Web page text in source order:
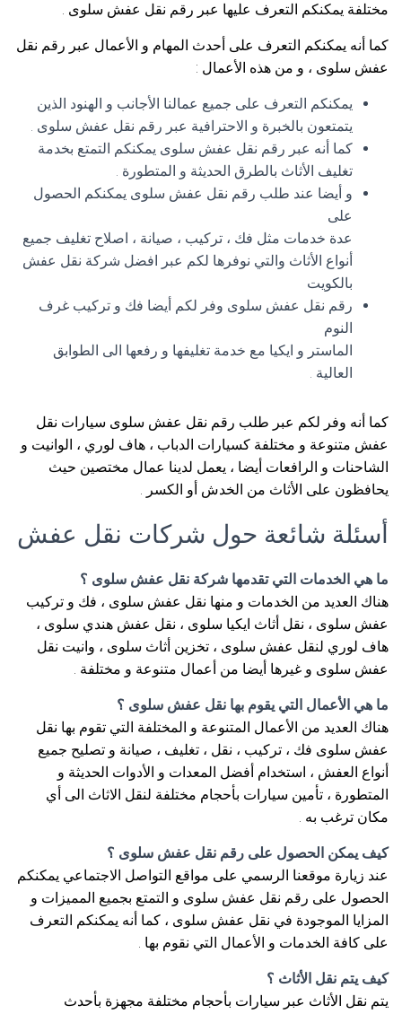
مختلفة يمكنكم التعرف عليها عبر رقم نقل عفش سلوى .
كما أنه يمكنكم التعرف على أحدث المهام و الأعمال عبر رقم نقل
عفش سلوى ، و من هذه الأعمال :
يمكنكم التعرف على جميع عمالنا الأجانب و الهنود الذين
يتمتعون بالخبرة و الاحترافية عبر رقم نقل عفش سلوى .
كما أنه عبر رقم نقل عفش سلوى يمكنكم التمتع بخدمة
تغليف الأثاث بالطرق الحديثة و المتطورة .
و أيضا عند طلب رقم نقل عفش سلوى يمكنكم الحصول
على
عدة خدمات مثل فك ، تركيب ، صيانة ، اصلاح تغليف جميع
أنواع الأثاث والتي نوفرها لكم عبر افضل شركة نقل عفش
بالكويت
رقم نقل عفش سلوى وفر لكم أيضا فك و تركيب غرف
النوم
الماستر و ايكيا مع خدمة تغليفها و رفعها الى الطوابق
العالية .
كما أنه وفر لكم عبر طلب رقم نقل عفش سلوى سيارات نقل
عفش متنوعة و مختلفة كسيارات الدباب ، هاف لوري ، الوانيت و
الشاحنات و الرافعات أيضا ، يعمل لدينا عمال مختصين حيث
يحافظون على الأثاث من الخدش أو الكسر .
أسئلة شائعة حول شركات نقل عفش
ما هي الخدمات التي تقدمها شركة نقل عفش سلوى ؟
هناك العديد من الخدمات و منها نقل عفش سلوى ، فك و تركيب
عفش سلوى ، نقل أثاث ايكيا سلوى ، نقل عفش هندي سلوى ،
هاف لوري لنقل عفش سلوى ، تخزين أثاث سلوى ، وانيت نقل
عفش سلوى و غيرها أيضا من أعمال متنوعة و مختلفة .
ما هي الأعمال التي يقوم بها نقل عفش سلوى ؟
هناك العديد من الأعمال المتنوعة و المختلفة التي تقوم بها نقل
عفش سلوى فك ، تركيب ، نقل ، تغليف ، صيانة و تصليح جميع
أنواع العفش ، استخدام أفضل المعدات و الأدوات الحديثة و
المتطورة ، تأمين سيارات بأحجام مختلفة لنقل الاثاث الى أي
مكان ترغب به .
كيف يمكن الحصول على رقم نقل عفش سلوى ؟
عند زيارة موقعنا الرسمي على مواقع التواصل الاجتماعي يمكنكم
الحصول على رقم نقل عفش سلوى و التمتع بجميع المميزات و
المزايا الموجودة في نقل عفش سلوى ، كما أنه يمكنكم التعرف
على كافة الخدمات و الأعمال التي نقوم بها .
كيف يتم نقل الأثاث ؟
يتم نقل الأثاث عبر سيارات بأحجام مختلفة مجهزة بأحدث